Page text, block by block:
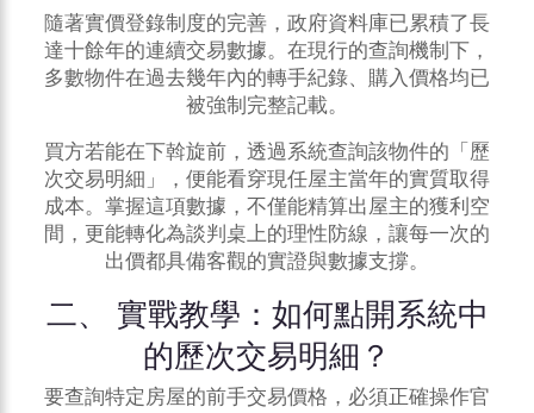
隨著實價登錄制度的完善，政府資料庫已累積了長
達十餘年的連續交易數據。在現行的查詢機制下，
多數物件在過去幾年內的轉手紀錄、購入價格均已
被強制完整記載。
買方若能在下斡旋前，透過系統查詢該物件的「歷
次交易明細」，便能看穿現任屋主當年的實質取得
成本。掌握這項數據，不僅能精算出屋主的獲利空
間，更能轉化為談判桌上的理性防線，讓每一次的
出價都具備客觀的實證與數據支撐。
二、 實戰教學：如何點開系統中
的歷次交易明細？
要查詢特定房屋的前手交易價格，必須正確操作官